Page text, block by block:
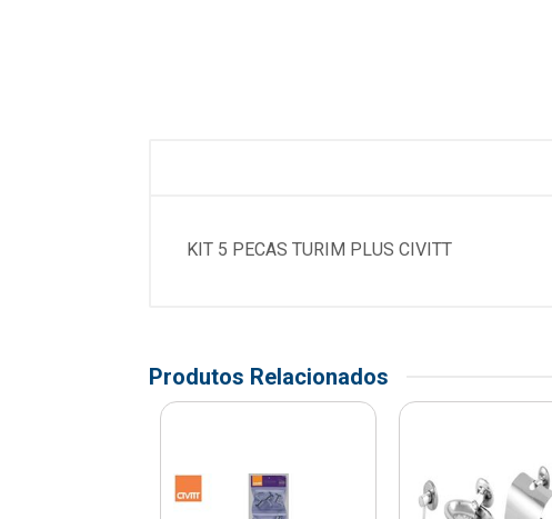
KIT 5 PECAS TURIM PLUS CIVITT
Produtos Relacionados